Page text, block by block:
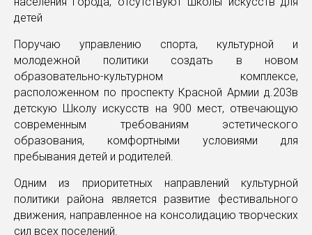
детей
Поручаю управлению спорта, культурной и
молодежной политики создать в новом
образовательно-культурном комплексе,
расположенном по проспекту Красной Армии д.203в
детскую Школу искусств на 900 мест, отвечающую
современным требованиям эстетического
образования, комфортными условиями для
пребывания детей и родителей.
Одним из приоритетных направлений культурной
политики района является развитие фестивального
движения, направленное на консолидацию творческих
сил всех поселений.